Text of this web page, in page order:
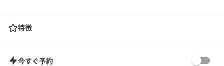
特徴
今すぐ予約